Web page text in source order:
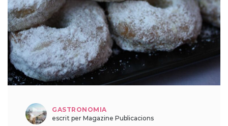
GASTRONOMIA
escrit per Magazine Publicacions